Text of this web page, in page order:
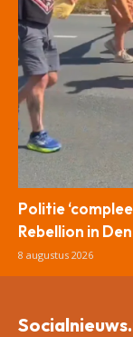
Politie
Rebellion in
8 augustus 2026